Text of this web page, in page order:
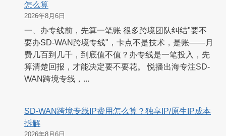
怎么算
2026年8月6日
一、办专线前，先算一笔账 很多跨境团队纠结"要不
要办SD-WAN跨境专线"，卡点不是技术，是账——月
费几百到几千，到底值不值？办专线是一笔投入，先
算清楚回报，才能决定要不要花。 悦播出海专注SD-
WAN跨境专线，...
SD-WAN跨境专线IP费用怎么算？独享IP/原生IP成本
拆解
2026年8月6日